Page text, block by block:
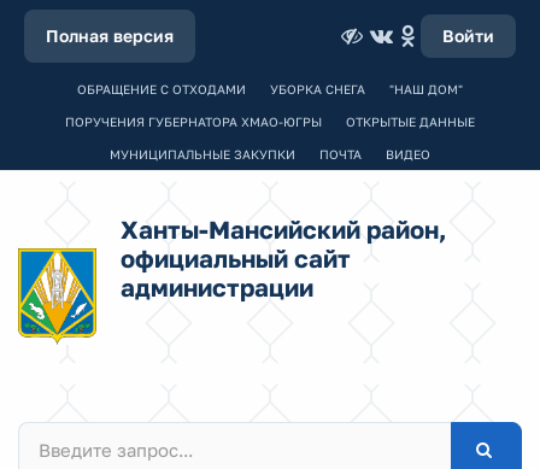
Полная версия Войти
ОБРАЩЕНИЕ С ОТХОДАМИ УБОРКА СНЕГА "НАШ ДОМ"
ПОРУЧЕНИЯ ГУБЕРНАТОРА ХМАО-ЮГРЫ ОТКРЫТЫЕ ДАННЫЕ
МУНИЦИПАЛЬНЫЕ ЗАКУПКИ ПОЧТА ВИДЕО
Ханты-Мансийский район,
официальный сайт
администрации